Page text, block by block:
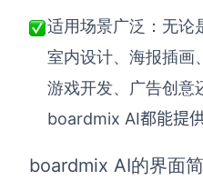
AI生成竞品分析
AI生成安索夫矩阵
AI生成Grow模型
适用场景广泛：无论
室内设计、海报插画
游戏开发、广告创意
boardmix AI都能提
boardmix AI的界面